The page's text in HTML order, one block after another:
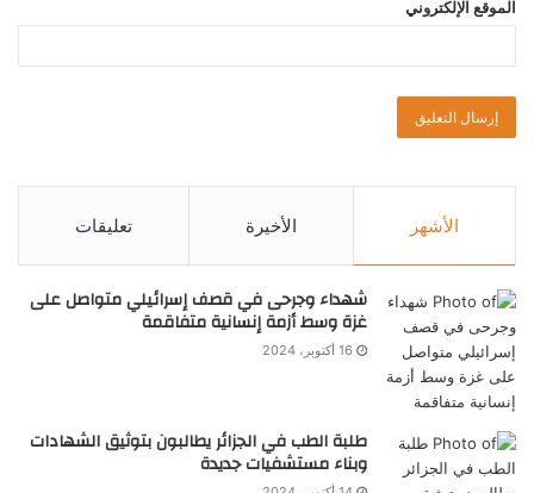
الموقع الإلكتروني
الأشهر الأخيرة تعليقات
شهداء وجرحى في قصف إسرائيلي متواصل على
غزة وسط أزمة إنسانية متفاقمة
16 أكتوبر، 2024
طلبة الطب في الجزائر يطالبون بتوثيق الشهادات
وبناء مستشفيات جديدة